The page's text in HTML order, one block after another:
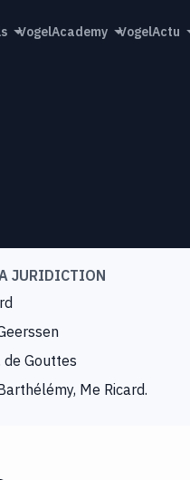
VogelAcademy VogelActu
JURIDICTION
de Gouttes
Me Ricard.